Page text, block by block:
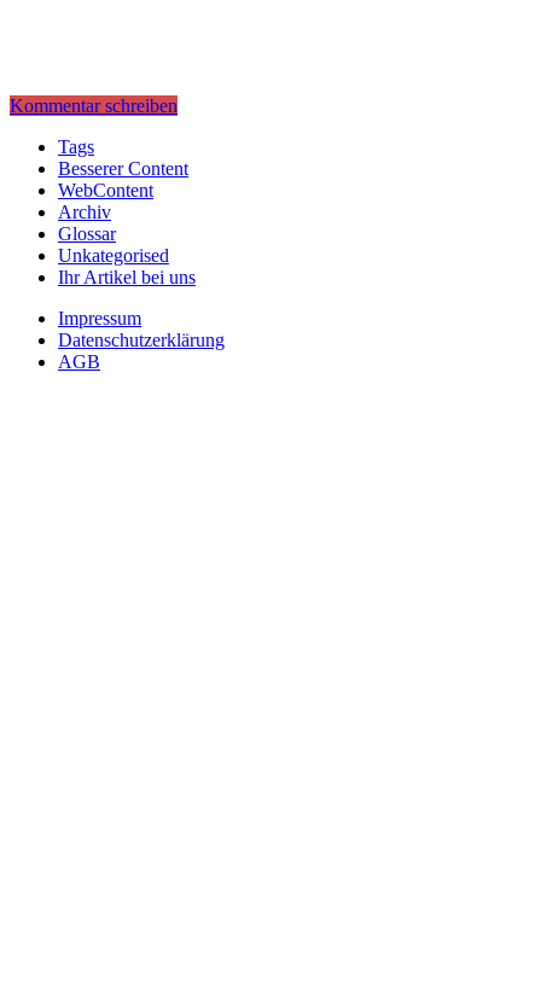
Kommentar schreiben
Tags
Besserer Content
WebContent
Archiv
Glossar
Unkategorised
Ihr Artikel bei uns
Impressum
Datenschutzerklärung
AGB